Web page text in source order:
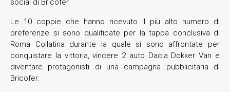
social di Bricofer.
Le 10 coppie che hanno ricevuto il più alto numero di
preferenze si sono qualificate per la tappa conclusiva di
Roma Collatina durante la quale si sono affrontate per
conquistare la vittoria, vincere 2 auto Dacia Dokker Van e
diventare protagonisti di una campagna pubblicitaria di
Bricofer.